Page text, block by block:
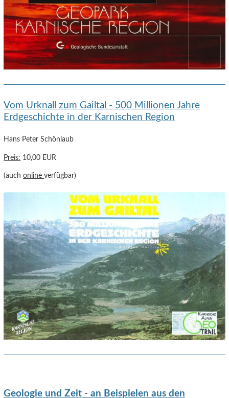
Vom Urknall zum Gailtal - 500 Millionen Jahre
Erdgeschichte in der Karnischen Region
Hans Peter Schönlaub
Preis: 10,00 EUR
(auchonlineverfügbar)
Geologie und Zeit - an Beispielen aus den